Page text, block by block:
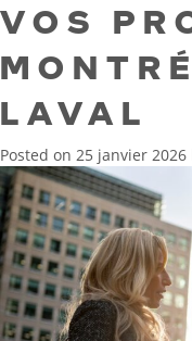
VOS
LAVAL
Posted on 25 janvier 2026